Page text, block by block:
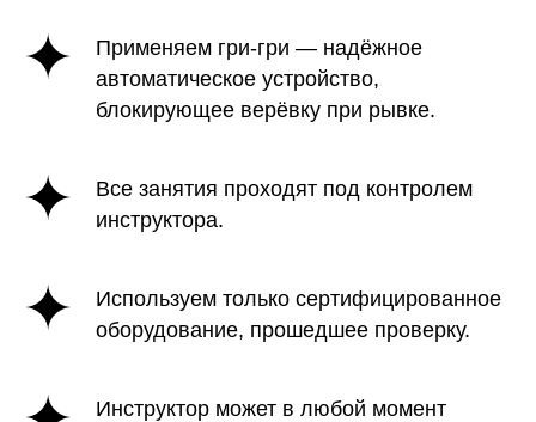
Применяем гри-гри — надёжное
автоматическое устройство,
блокирующее верёвку при рывке.
Все занятия проходят под контролем
инструктора.
Используем только сертифицированное
оборудование, прошедшее проверку.
Инструктор может в любой момент